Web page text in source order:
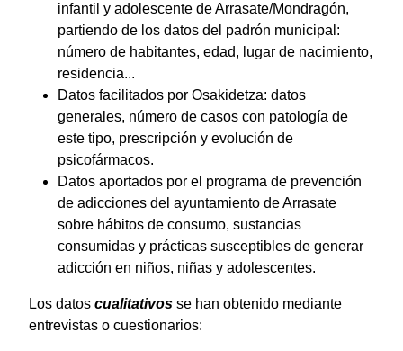
infantil y adolescente de Arrasate/Mondragón,
partiendo de los datos del padrón municipal:
número de habitantes, edad, lugar de nacimiento,
residencia...
Datos facilitados por Osakidetza: datos
generales, número de casos con patología de
este tipo, prescripción y evolución de
psicofármacos.
Datos aportados por el programa de prevención
de adicciones del ayuntamiento de Arrasate
sobre hábitos de consumo, sustancias
consumidas y prácticas susceptibles de generar
adicción en niños, niñas y adolescentes.
Los datos cualitativos se han obtenido mediante
entrevistas o cuestionarios: